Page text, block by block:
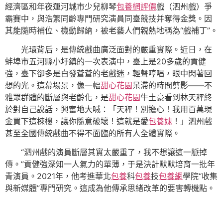
經濟區和年夜運河城市少兒柳琴包養網評價戲（泗州戲）爭
霸賽中，與浩繁同齡專門研究演員同臺競技并奪得金獎。因
其能隨時補位、機動歸納，被老藝人們親熱地稱為“戲補丁”。
光環背后，是傳統戲曲廣泛面對的嚴重實際。近日，在
蚌埠市五河縣小圩鎮的一次表演中，臺上是20多歲的貢健
強，臺下卻多是白發蒼蒼的老戲迷，輕聲哼唱，眼中閃著回
想的光。這幕場景，像一幅甜心花園呆滯的時間剪影——不
雅眾群體的斷層與老齡化，是甜心花園牛土豪看到林天秤終
於對自己說話，興奮地大喊：「天秤！別擔心！我用百萬現
金買下這棟樓，讓你隨意破壞！這就是愛包養妹 ！」泗州戲
甚至全國傳統戲曲不得不面臨的所有人全體實際。
“泗州戲的演員斷層其實太嚴重了，我不想讓這一脈掉
傳。”貢健強深知一人氣力的單薄，于是決計默默培育一批年
青演員。2021年，他考進華北包養科包養技包養網學院“收集
與新媒體”專門研究。這成為他傳承思緒改革的要害轉機點。